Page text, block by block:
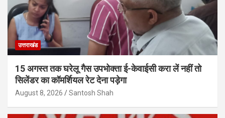
उत्तराखंड
15 अगस्त तक घरेलू गैस उपभोक्ता ई-केवाईसी करा लें नहीं तो
सिलेंडर का कॉमर्शियल रेट देना पड़ेगा
August 8, 2026 Santosh Shah